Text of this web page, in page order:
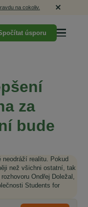
na cokoliv.
úsporu
za
bude
neodráží realitu. Pokud
než všichni ostatní, tak
Ondřej Doležal,
Students for